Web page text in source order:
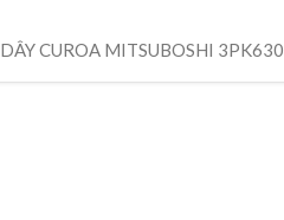
DÂY CUROA MITSUBOSHI 3PK630